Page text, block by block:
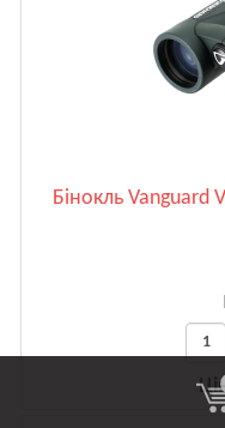
Бінокль Vanguard